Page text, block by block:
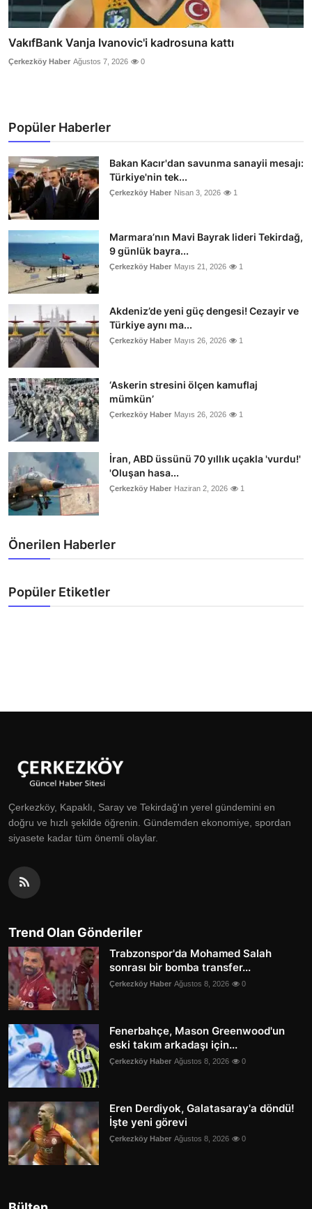
VakıfBank Vanja Ivanovic'i kadrosuna kattı
Çerkezköy Haber Ağustos 7, 2026 0
Popüler Haberler
Bakan Kacır'dan savunma sanayii mesajı:
Türkiye'nin tek...
Çerkezköy Haber Nisan 3, 2026 1
Marmara’nın Mavi Bayrak lideri Tekirdağ,
9 günlük bayra...
Çerkezköy Haber Mayıs 21, 2026 1
Akdeniz’de yeni güç dengesi! Cezayir ve
Türkiye aynı ma...
Çerkezköy Haber Mayıs 26, 2026 1
‘Askerin stresini ölçen kamuflaj
mümkün’
Çerkezköy Haber Mayıs 26, 2026 1
İran, ABD üssünü 70 yıllık uçakla 'vurdu!'
'Oluşan hasa...
Çerkezköy Haber Haziran 2, 2026 1
Önerilen Haberler
Popüler Etiketler
Çerkezköy, Kapaklı, Saray ve Tekirdağ'ın yerel gündemini en
doğru ve hızlı şekilde öğrenin. Gündemden ekonomiye, spordan
siyasete kadar tüm önemli olaylar.
Trend Olan Gönderiler
Trabzonspor'da Mohamed Salah
sonrası bir bomba transfer...
Çerkezköy Haber Ağustos 8, 2026 0
Fenerbahçe, Mason Greenwood'un
eski takım arkadaşı için...
Çerkezköy Haber Ağustos 8, 2026 0
Eren Derdiyok, Galatasaray'a döndü!
İşte yeni görevi
Çerkezköy Haber Ağustos 8, 2026 0